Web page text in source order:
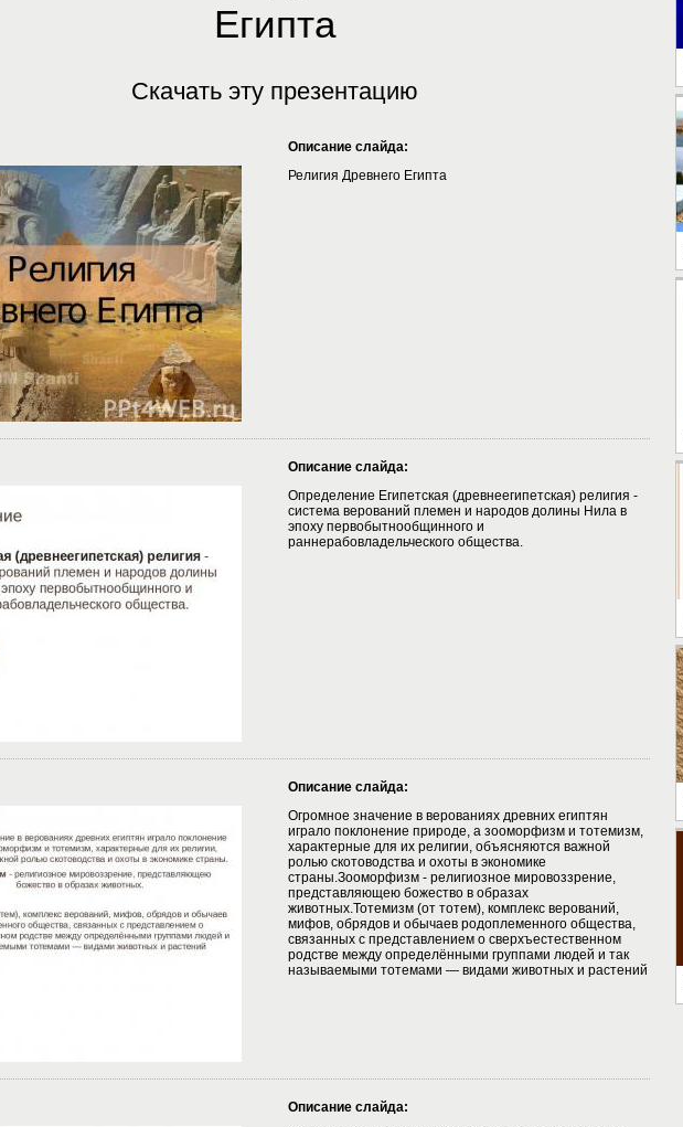
Египта
Скачать эту презентацию
Описание слайда:
Религия Древнего Египта
Описание слайда:
Определение Египетская (древнеегипетская) религия -
система верований племен и народов долины Нила в
эпоху первобытнообщинного и
раннерабовладельческого общества.
Описание слайда:
Огромное значение в верованиях древних египтян
играло поклонение природе, а зооморфизм и тотемизм,
характерные для их религии, объясняются важной
ролью скотоводства и охоты в экономике
страны.Зооморфизм - религиозное мировоззрение,
представляющею божество в образах
животных.Тотемизм (от тотем), комплекс верований,
мифов, обрядов и обычаев родоплеменного общества,
связанных с представлением о сверхъестественном
родстве между определёнными группами людей и так
называемыми тотемами — видами животных и растений
Описание слайда: